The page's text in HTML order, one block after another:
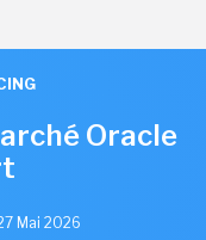
Oracle
Mai 2026